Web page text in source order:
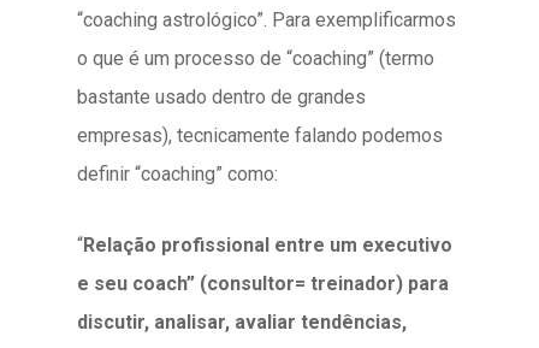
“coaching astrológico”. Para exemplificarmos
o que é um processo de “coaching” (termo
bastante usado dentro de grandes
empresas), tecnicamente falando podemos
definir “coaching” como:
“Relação profissional entre um executivo
e seu coach” (consultor= treinador) para
discutir, analisar, avaliar tendências,